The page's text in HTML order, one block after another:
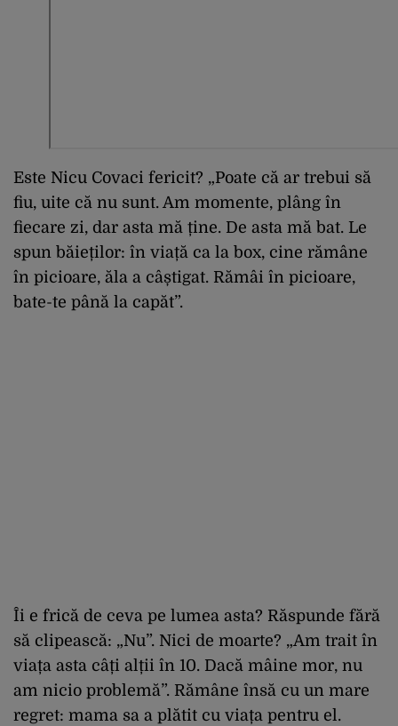
Este Nicu Covaci fericit? „Poate că ar trebui să
fiu, uite că nu sunt. Am momente, plâng în
fiecare zi, dar asta mă ține. De asta mă bat. Le
spun băieților: în viață ca la box, cine rămâne
în picioare, ăla a câștigat. Rămâi în picioare,
bate-te până la capăt”.
Îi e frică de ceva pe lumea asta? Răspunde fără
să clipească: „Nu”. Nici de moarte? „Am trait în
viața asta câți alții în 10. Dacă mâine mor, nu
am nicio problemă”. Rămâne însă cu un mare
regret: mama sa a plătit cu viața pentru el.